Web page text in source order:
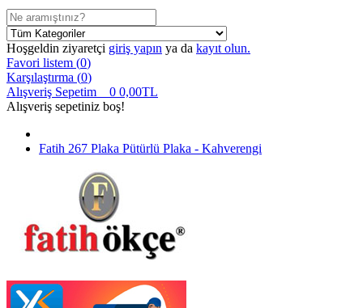
Hoşgeldin ziyaretçi giriş yapın ya da kayıt olun.
Favori listem (0)
Karşılaştırma (0)
Alışveriş Sepetim
0 0,00TL
Alışveriş sepetiniz boş!
Fatih 267 Plaka Pütürlü Plaka - Kahverengi